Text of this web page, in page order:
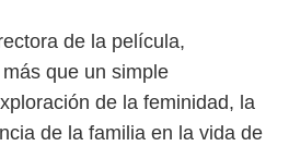
de la película,
que un simple
de la feminidad, la
de la familia en la vida de